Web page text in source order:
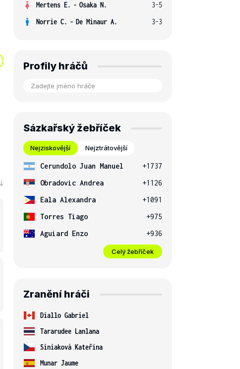
Mertens E. - Osaka N.
3-5
Norrie C. - De Minaur A. 3-3
Profily hráčů
Sázkařský žebříček
Nejziskovější Nejztrátovější
Cerundolo Juan Manuel
+1737
Obradovic Andrea
+1126
Eala Alexandra
+1091
Torres Tiago
+975
Aguiard Enzo
+936
Celý žebříček
Zranění hráči
Diallo Gabriel
Tararudee Lanlana
Siniaková Kateřina
Munar Jaume